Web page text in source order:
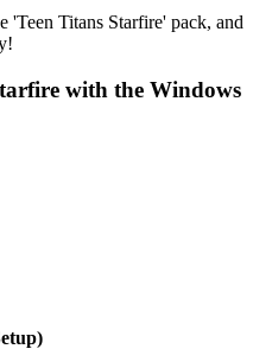
'Teen Titans Starfire' pack, and
with the Windows